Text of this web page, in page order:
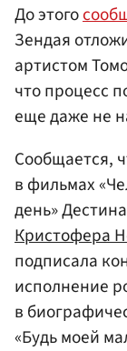
До этого
Зендая
артистом
что процесс
еще даже не
Сообщается,
в фильмах
день» Дестина
Кристофера
подписала
исполнение
в
«Будь моей